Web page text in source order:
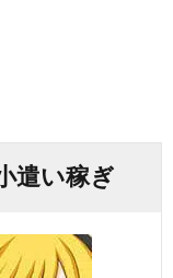
遣い稼ぎ